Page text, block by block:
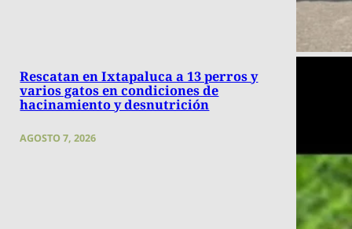
Rescatan en Ixtapaluca a 13 perros y
varios gatos en condiciones de
hacinamiento y desnutrición
AGOSTO 7, 2026